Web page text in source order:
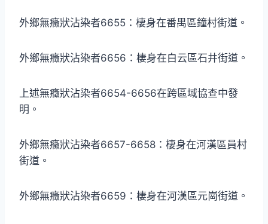
外鄉無癥狀沾染者6655：棲身在番禺區鐘村街道。
外鄉無癥狀沾染者6656：棲身在白云區石井街道。
上述無癥狀沾染者6654-6656在跨區域協查中發
明。
外鄉無癥狀沾染者6657-6658：棲身在河漢區員村
街道。
外鄉無癥狀沾染者6659：棲身在河漢區元崗街道。